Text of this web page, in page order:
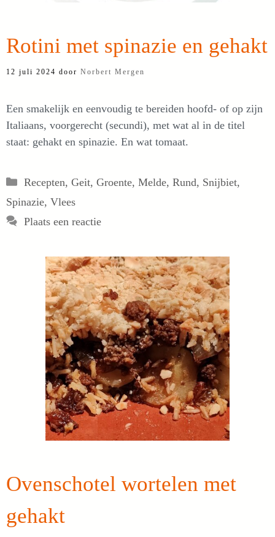
Rotini met spinazie en gehakt
12 juli 2024 door Norbert Mergen
Een smakelijk en eenvoudig te bereiden hoofd- of op zijn
Italiaans, voorgerecht (secundi), met wat al in de titel
staat: gehakt en spinazie. En wat tomaat.
Categorieën
Recepten, Geit, Groente, Melde, Rund, Snijbiet,
Spinazie, Vlees
Plaats een reactie
Ovenschotel wortelen met
gehakt